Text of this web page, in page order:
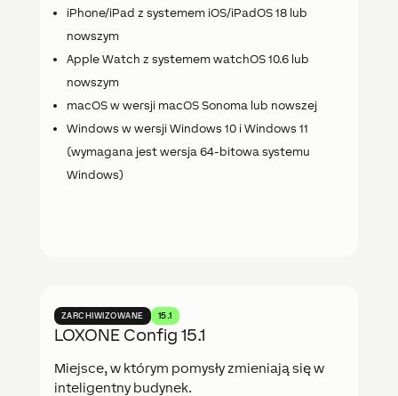
iPhone/iPad z systemem iOS/iPadOS 18 lub
nowszym
Apple Watch z systemem watchOS 10.6 lub
nowszym
macOS w wersji macOS Sonoma lub nowszej
Windows w wersji Windows 10 i Windows 11
(wymagana jest wersja 64-bitowa systemu
Windows)
ZARCHIWIZOWANE 15.1
LOXONE Config 15.1
Miejsce, w którym pomysły zmieniają się w
inteligentny budynek.